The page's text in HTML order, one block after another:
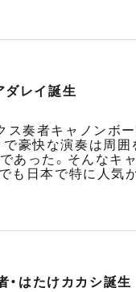
レイ誕生
ス奏者キャノンボ
豪快な演奏は周
あった。そんなキ
でも日本で特に人気
はたけカカシ誕生